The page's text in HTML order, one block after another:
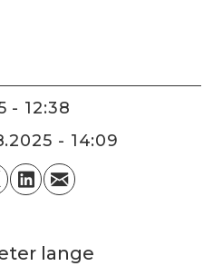
- 12:38
- 14:09
lange